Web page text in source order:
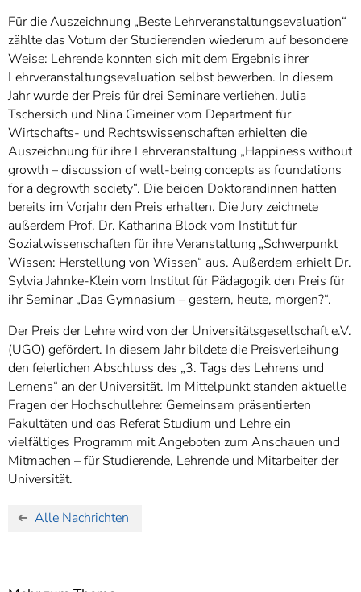
Für die Auszeichnung „Beste Lehrveranstaltungsevaluation“
zählte das Votum der Studierenden wiederum auf besondere
Weise: Lehrende konnten sich mit dem Ergebnis ihrer
Lehrveranstaltungsevaluation selbst bewerben. In diesem
Jahr wurde der Preis für drei Seminare verliehen. Julia
Tschersich und Nina Gmeiner vom Department für
Wirtschafts- und Rechtswissenschaften erhielten die
Auszeichnung für ihre Lehrveranstaltung „Happiness without
growth – discussion of well-being concepts as foundations
for a degrowth society“. Die beiden Doktorandinnen hatten
bereits im Vorjahr den Preis erhalten. Die Jury zeichnete
außerdem Prof. Dr. Katharina Block vom Institut für
Sozialwissenschaften für ihre Veranstaltung „Schwerpunkt
Wissen: Herstellung von Wissen“ aus. Außerdem erhielt Dr.
Sylvia Jahnke-Klein vom Institut für Pädagogik den Preis für
ihr Seminar „Das Gymnasium – gestern, heute, morgen?“.
Der Preis der Lehre wird von der Universitätsgesellschaft e.V.
(UGO) gefördert. In diesem Jahr bildete die Preisverleihung
den feierlichen Abschluss des „3. Tags des Lehrens und
Lernens“ an der Universität. Im Mittelpunkt standen aktuelle
Fragen der Hochschullehre: Gemeinsam präsentierten
Fakultäten und das Referat Studium und Lehre ein
vielfältiges Programm mit Angeboten zum Anschauen und
Mitmachen – für Studierende, Lehrende und Mitarbeiter der
Universität.
Alle Nachrichten